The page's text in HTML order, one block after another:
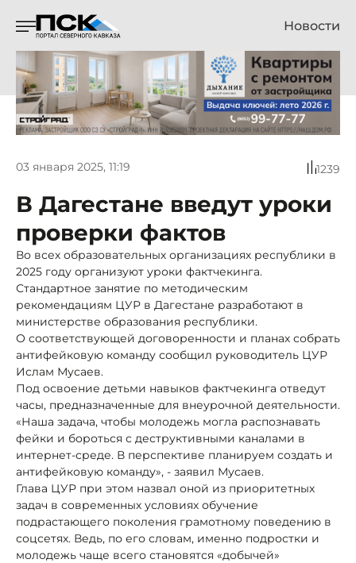
Новости
03 января 2025, 11:19 1239
В Дагестане введут уроки
проверки фактов
Во всех образовательных организациях республики в
2025 году организуют уроки фактчекинга.
Стандартное занятие по методическим
рекомендациям ЦУР в Дагестане разработают в
министерстве образования республики.
О соответствующей договоренности и планах собрать
антифейковую команду сообщил руководитель ЦУР
Ислам Мусаев.
Под освоение детьми навыков фактчекинга отведут
часы, предназначенные для внеурочной деятельности.
«Наша задача, чтобы молодежь могла распознавать
фейки и бороться с деструктивными каналами в
интернет-среде. В перспективе планируем создать и
антифейковую команду», - заявил Мусаев.
Глава ЦУР при этом назвал оной из приоритетных
задач в современных условиях обучение
подрастающего поколения грамотному поведению в
соцсетях. Ведь, по его словам, именно подростки и
молодежь чаще всего становятся «добычей»